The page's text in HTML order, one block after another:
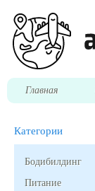
Главная
Категории
Бодибилдинг
Питание